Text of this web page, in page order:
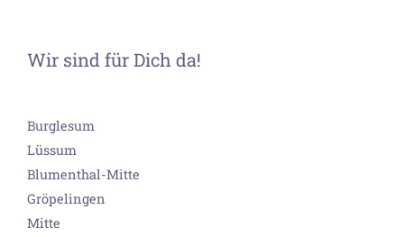
Wir sind für Dich da!
Burglesum
Lüssum
Blumenthal-Mitte
Gröpelingen
Mitte